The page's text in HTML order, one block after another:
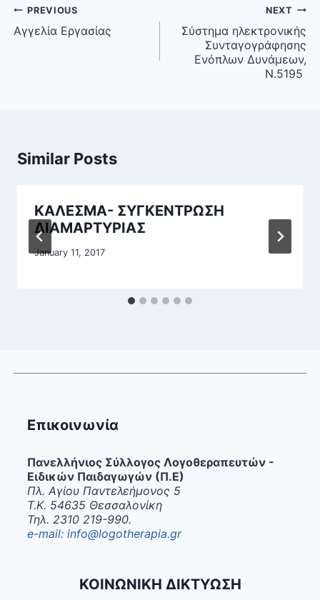
Post
navigation
PREVIOUS
Αγγελία Εργασίας
NEXT
Σύστημα ηλεκτρονικής
Συνταγογράφησης
Ενόπλων Δυνάμεων,
Ν.5195
Similar Posts
ΚΑΛΕΣΜΑ- ΣΥΓΚΕΝΤΡΩΣΗ
ΔΙΑΜΑΡΤΥΡΙΑΣ
January 11, 2017
Επικοινωνία
Πανελλήνιος Σύλλογος Λογοθεραπευτών -
Ειδικών Παιδαγωγών (Π.Ε)
Πλ. Αγίου Παντελεήμονος 5
Τ.Κ. 54635 Θεσσαλονίκη
Τηλ. 2310 219-990.
e-mail: info@logotherapia.gr
ΚΟΙΝΩΝΙΚΗ ΔΙΚΤΥΩΣΗ